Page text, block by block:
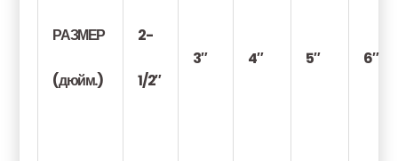
РАЗМЕР
(дюйм.)
2-
1/2″
3″ 4″ 5″ 6″